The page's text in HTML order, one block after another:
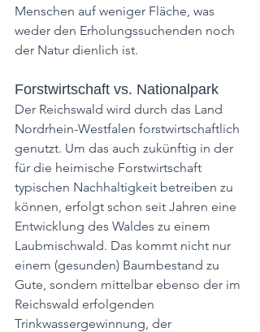
Menschen auf weniger Fläche, was
weder den Erholungssuchenden noch
der Natur dienlich ist.
Forstwirtschaft vs. Nationalpark
Der Reichswald wird durch das Land
Nordrhein-Westfalen forstwirtschaftlich
genutzt. Um das auch zukünftig in der
für die heimische Forstwirtschaft
typischen Nachhaltigkeit betreiben zu
können, erfolgt schon seit Jahren eine
Entwicklung des Waldes zu einem
Laubmischwald. Das kommt nicht nur
einem (gesunden) Baumbestand zu
Gute, sondern mittelbar ebenso der im
Reichswald erfolgenden
Trinkwassergewinnung, der